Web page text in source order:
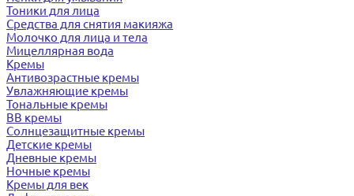
Тоники для лица
Средства для снятия макияжа
Молочко для лица и тела
Мицеллярная вода
Кремы
Антивозрастные кремы
Увлажняющие кремы
Тональные кремы
BB кремы
Солнцезащитные кремы
Детские кремы
Дневные кремы
Ночные кремы
Кремы для век